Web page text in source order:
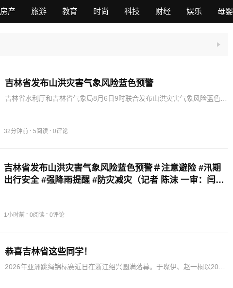
房产 旅游 教育 时尚 科技 财经 娱乐 母婴
吉林省发布山洪灾害气象风险蓝色预警
吉林省水利厅和吉林省气象局8月6日9时联合发布山洪灾害气象风险蓝色预
历时强降…
32分钟前 · 5阅读 · 0评论
吉林省发布山洪灾害气象风险蓝色预警＃注意避险 #汛期
出行安全 #强降雨提醒 #防灾减灾（记者 陈沫 一审：闫虹
1小时前 · 0阅读 · 0评论
恭喜吉林省这些同学！
2026年亚洲跳绳锦标赛近日在浙江绍兴圆满落幕。于璨伊、赵一桐以202